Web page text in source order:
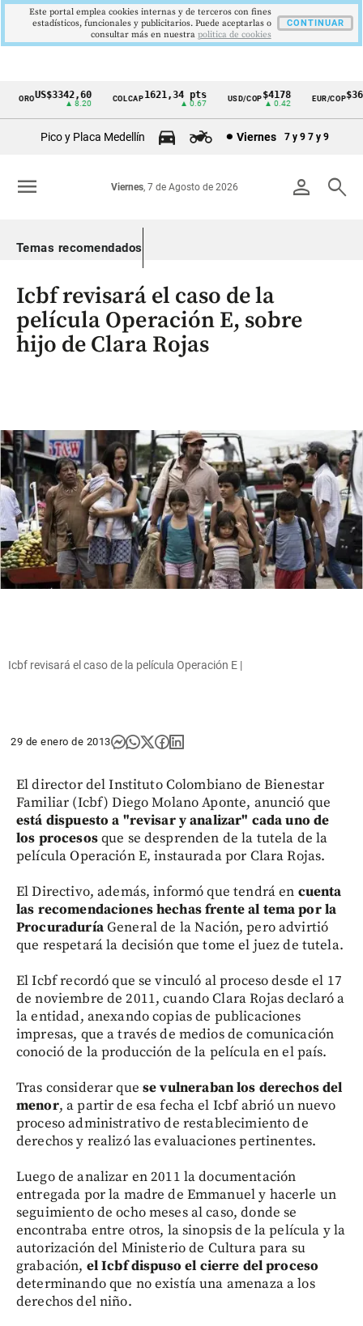
Cintillo
Colombia
OROUS$3342,60
▲ 8.20
COLCAP1621,34 pts
▲ 0.67
USD/COP$4178
▲ 0.42
EUR/COP$3672
Pico y Placa Medellín Viernes 7 y 9 7 y 9
person search
Viernes, 7 de Agosto de 2026
menu
Temas recomendados
Icbf revisará el caso de la
película Operación E, sobre
hijo de Clara Rojas
Icbf revisará el caso de la película Operación E |
29 de enero de 2013
El director del Instituto Colombiano de Bienestar
Familiar (Icbf) Diego Molano Aponte, anunció que
está dispuesto a "revisar y analizar" cada uno de
los procesosque se desprenden de la tutela de la
película Operación E, instaurada por Clara Rojas.
El Directivo, además, informó que tendrá en cuenta
las recomendaciones hechas frente al tema por la
ProcuraduríaGeneral de la Nación, pero advirtió
que respetará la decisión que tome el juez de tutela.
El Icbf recordó que se vinculó al proceso desde el 17
de noviembre de 2011, cuando Clara Rojas declaró a
la entidad, anexando copias de publicaciones
impresas, que a través de medios de comunicación
conoció de la producción de la película en el país.
Tras considerar que se vulneraban los derechos del
menor, a partir de esa fecha el Icbf abrió un nuevo
proceso administrativo de restablecimiento de
derechos y realizó las evaluaciones pertinentes.
Luego de analizar en 2011 la documentación
entregada por la madre de Emmanuel y hacerle un
seguimiento de ocho meses al caso, donde se
encontraba entre otros, la sinopsis de la película y la
autorización del Ministerio de Cultura para su
grabación, el Icbf dispuso el cierre del proceso
determinando que no existía una amenaza a los
derechos del niño.
Este portal emplea cookies internas y de terceros con fines
estadísticos, funcionales y publicitarios. Puede aceptarlas o
consultar más en nuestra politica de cookies
CONTINUAR